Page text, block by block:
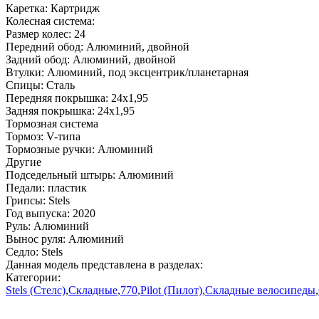
Каретка: Картридж
Колесная система:
Размер колес: 24
Передний обод: Алюминий, двойной
Задний обод: Алюминий, двойной
Втулки: Алюминий, под эксцентрик/планетарная
Спицы: Сталь
Передняя покрышка: 24x1,95
Задняя покрышка: 24x1,95
Тормозная система
Тормоз: V-типа
Тормозные ручки: Алюминий
Другие
Подседельный штырь: Алюминий
Педали: пластик
Грипсы: Stels
Год выпуска: 2020
Руль: Алюминий
Вынос руля: Алюминий
Седло: Stels
Данная модель представлена в разделах:
Категории:
Stels (Стелс),Складные,770,Pilot (Пилот),Складные велосипеды,